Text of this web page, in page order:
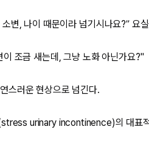
변, 나이 때문이라 넘기시나요?” 요
조금 새는데, 그냥 노화 아닌가요?"
스러운 현상으로 넘긴다.
urinary incontinence)의 대표